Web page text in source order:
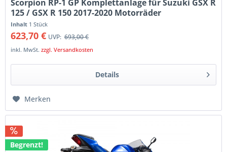
Scorpion RP-1 GP Komplettanlage für Suzuki GSX R
125 / GSX R 150 2017-2020 Motorräder
Inhalt 1 Stück
623,70 € UVP: 693,00 €
inkl. MwSt.zzgl. Versandkosten
Details
Merken
Begrenzt!